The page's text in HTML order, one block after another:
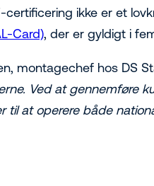
certificering ikke er et
Card), der er gyldigt i
montagechef hos DS
Ved at gennemføre
til at operere både